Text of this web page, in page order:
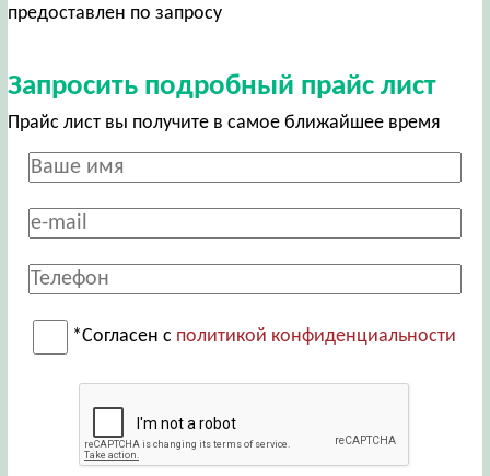
предоставлен по запросу
Запросить подробный прайс лист
Прайс лист вы получите в самое ближайшее время
*Согласен с политикой конфиденциальности